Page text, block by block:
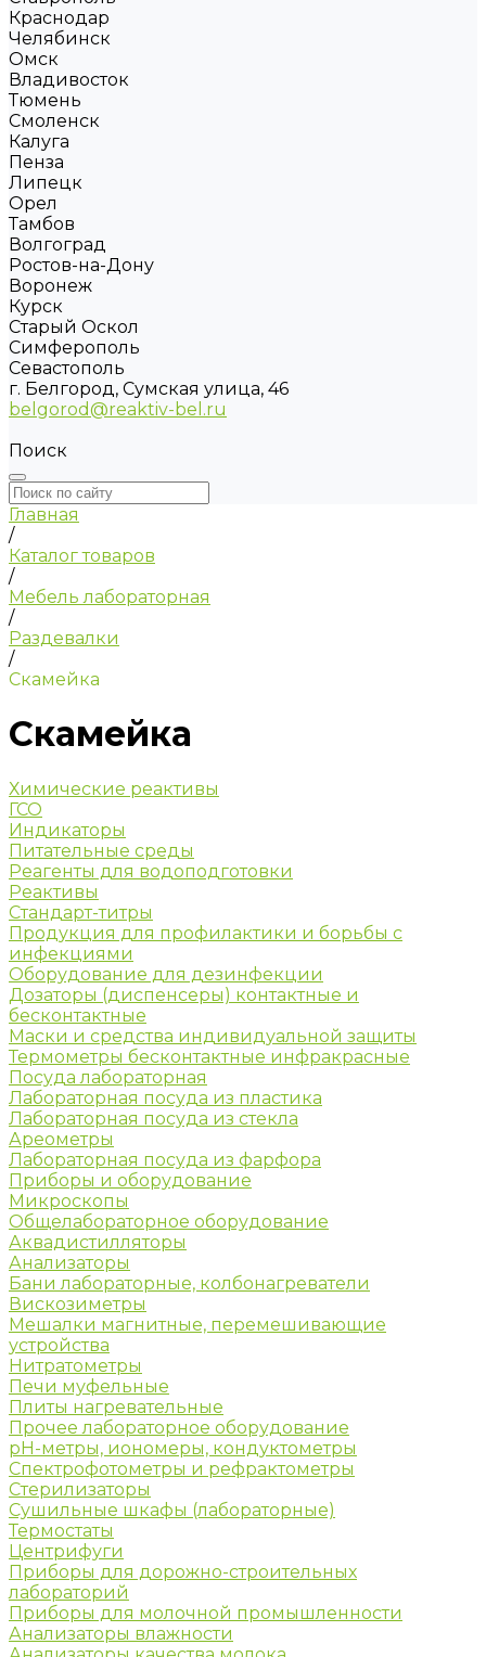
Краснодар
Челябинск
Омск
Владивосток
Тюмень
Смоленск
Калуга
Пенза
Липецк
Орел
Тамбов
Волгоград
Ростов-на-Дону
Воронеж
Курск
Старый Оскол
Симферополь
Севастополь
г. Белгород, Сумская улица, 46
belgorod@reaktiv-bel.ru
Поиск
Главная
/
Каталог товаров
/
Мебель лабораторная
/
Раздевалки
/
Скамейка
Скамейка
Химические реактивы
ГСО
Индикаторы
Питательные среды
Реагенты для водоподготовки
Реактивы
Стандарт-титры
Продукция для профилактики и борьбы с
инфекциями
Оборудование для дезинфекции
Дозаторы (диспенсеры) контактные и
бесконтактные
Маски и средства индивидуальной защиты
Термометры бесконтактные инфракрасные
Посуда лабораторная
Лабораторная посуда из пластика
Лабораторная посуда из стекла
Ареометры
Лабораторная посуда из фарфора
Приборы и оборудование
Микроскопы
Общелабораторное оборудование
Аквадистилляторы
Анализаторы
Бани лабораторные, колбонагреватели
Вискозиметры
Мешалки магнитные, перемешивающие
устройства
Нитратометры
Печи муфельные
Плиты нагревательные
Прочее лабораторное оборудование
рН-метры, иономеры, кондуктометры
Спектрофотометры и рефрактометры
Стерилизаторы
Сушильные шкафы (лабораторные)
Термостаты
Центрифуги
Приборы для дорожно-строительных
лабораторий
Приборы для молочной промышленности
Анализаторы влажности